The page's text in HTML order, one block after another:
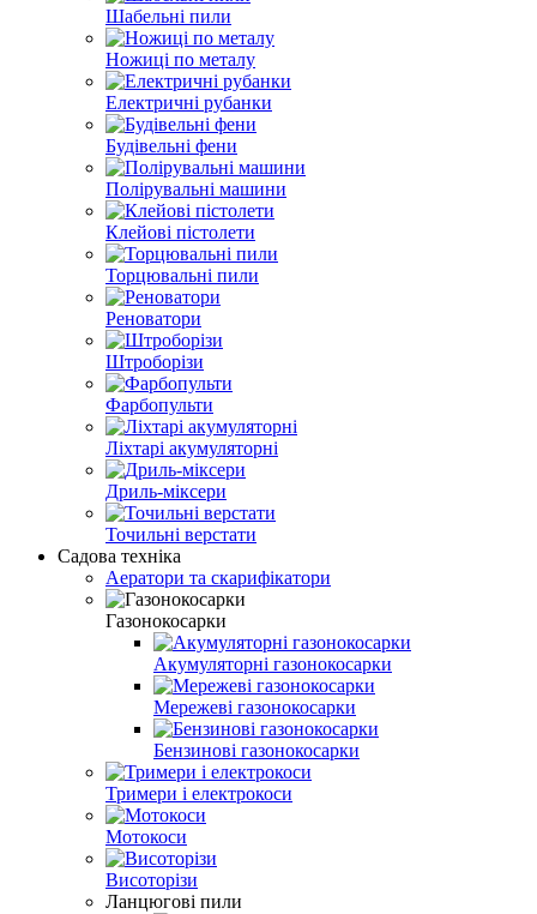
Шабельні пили
Ножиці по металу
Електричні рубанки
Будівельні фени
Полірувальні машини
Клейові пістолети
Торцювальні пили
Реноватори
Штроборізи
Фарбопульти
Ліхтарі акумуляторні
Дриль-міксери
Точильні верстати
Садова техніка
Аератори та скарифікатори
Газонокосарки
Акумуляторні газонокосарки
Мережеві газонокосарки
Бензинові газонокосарки
Тримери і електрокоси
Мотокоси
Висоторізи
Ланцюгові пили